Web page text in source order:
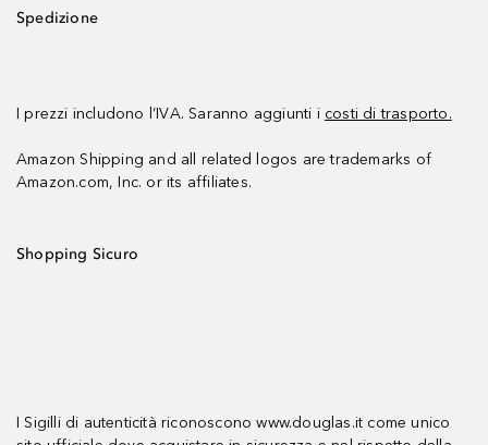
Spedizione
I prezzi includono l’IVA. Saranno aggiunti i costi di trasporto.
Amazon Shipping and all related logos are trademarks of
Amazon.com, Inc. or its affiliates.
Shopping Sicuro
I Sigilli di autenticità riconoscono www.douglas.it come unico